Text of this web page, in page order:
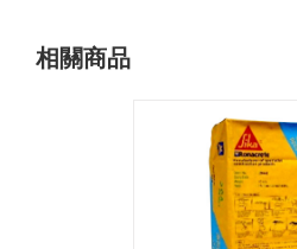
相關商品